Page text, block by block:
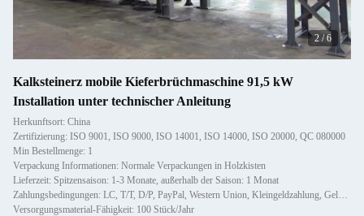
2 /6
Kalksteinerz mobile Kieferbrüchmaschine 91,5 kW
Installation unter technischer Anleitung
Herkunftsort: China
Zertifizierung: ISO 9001, ISO 9000, ISO 14001, ISO 14000, ISO 20000, QC 080000
Min Bestellmenge: 1
Verpackung Informationen: Normale Verpackungen in Holzkisten
Lieferzeit: Spitzensaison: 1-3 Monate, außerhalb der Saison: 1 Monat
Zahlungsbedingungen: LC, T/T, D/P, PayPal, Western Union, Kleingeldzahlung, Geldgramm
Versorgungsmaterial-Fähigkeit: 100 Stück/Jahr